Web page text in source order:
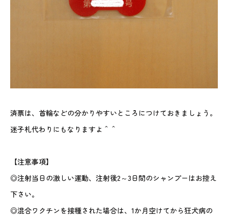
済票は、首輪などの分かりやすいところにつけておきましょう。
迷子札代わりにもなりますよ＾＾
【注意事項】
◎注射当日の激しい運動、注射後2～3日間のシャンプーはお控え
下さい。
◎混合ワクチンを接種された場合は、1か月空けてから狂犬病の